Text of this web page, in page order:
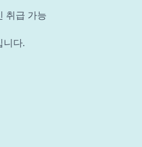
취급 가능
니다.